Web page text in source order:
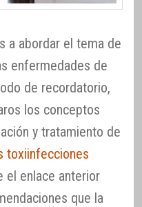
a abordar el tema de
enfermedades de
de recordatorio,
los conceptos
y tratamiento de
toxiinfecciones
el enlace anterior
que la